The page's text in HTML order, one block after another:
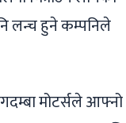
लन्च हुने कम्पनिले
मोटर्सले आफ्नो